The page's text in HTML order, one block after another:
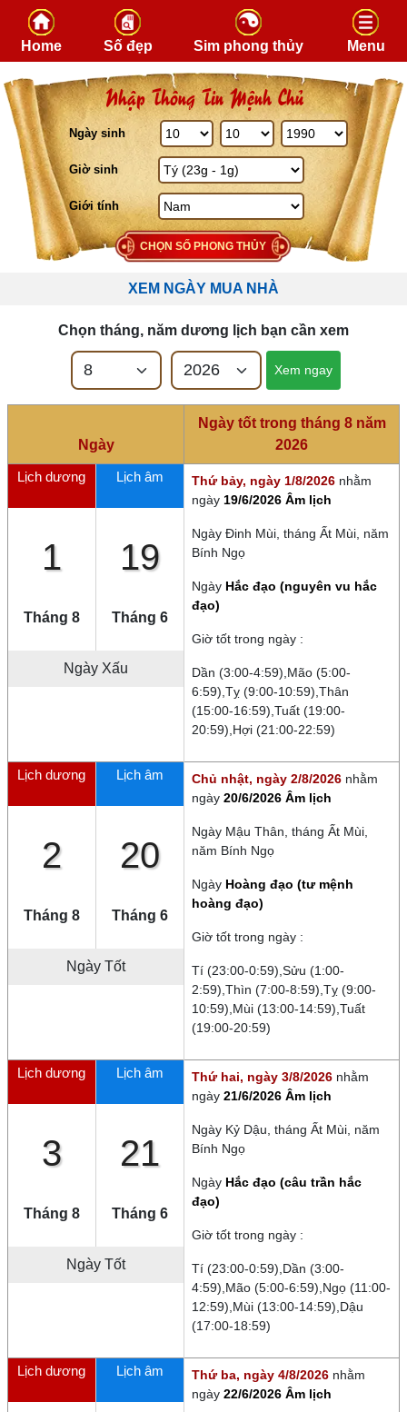
Skip to content
Home Số đẹp Sim phong thủy Menu
Nhập Thông Tin Mệnh Chủ
Ngày sinh
Giờ sinh
Giới tính
CHỌN SỐ PHONG THỦY
XEM NGÀY MUA NHÀ
Chọn tháng, năm dương lịch bạn cần xem
Xem ngay
Ngày
Ngày tốt trong tháng 8 năm
2026
Lịch dương
1
Tháng 8
Lịch âm
19
Tháng 6
Ngày Xấu
Thứ bảy, ngày 1/8/2026 nhằm
ngày 19/6/2026 Âm lịch
Ngày Đinh Mùi , tháng Ất Mùi , năm
Bính Ngọ
Ngày Hắc đạo (nguyên vu hắc
đạo)
Giờ tốt trong ngày :
Dần (3:00-4:59),Mão (5:00-
6:59),Tỵ (9:00-10:59),Thân
(15:00-16:59),Tuất (19:00-
20:59),Hợi (21:00-22:59)
Lịch dương
2
Tháng 8
Lịch âm
20
Tháng 6
Ngày Tốt
Chủ nhật, ngày 2/8/2026 nhằm
ngày 20/6/2026 Âm lịch
Ngày Mậu Thân , tháng Ất Mùi
năm Bính Ngọ
Ngày Hoàng đạo (tư mệnh
hoàng đạo)
Giờ tốt trong ngày :
Tí (23:00-0:59),Sửu (1:00-
2:59),Thìn (7:00-8:59),Tỵ (9:00-
10:59),Mùi (13:00-14:59),Tuất
(19:00-20:59)
Lịch dương
3
Tháng 8
Lịch âm
21
Tháng 6
Ngày Tốt
Thứ hai, ngày 3/8/2026 nhằm
ngày 21/6/2026 Âm lịch
Ngày Kỷ Dậu , tháng Ất Mùi , năm
Bính Ngọ
Ngày Hắc đạo (câu trần hắc
đạo)
Giờ tốt trong ngày :
Tí (23:00-0:59),Dần (3:00-
4:59),Mão (5:00-6:59),Ngọ (11:00-
12:59),Mùi (13:00-14:59),Dậu
(17:00-18:59)
Lịch dương Lịch âm Thứ ba, ngày 4/8/2026 nhằm
ngày 22/6/2026 Âm lịch